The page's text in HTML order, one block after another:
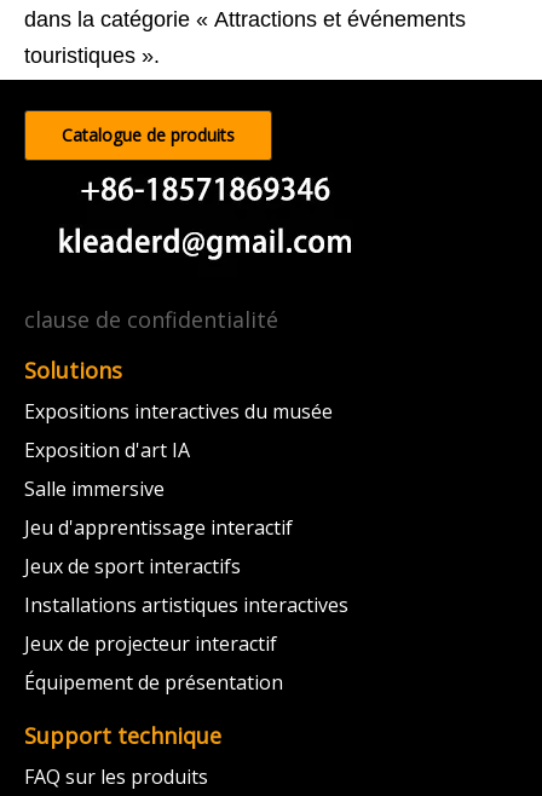
dans la catégorie « Attractions et événements
touristiques ».
Catalogue de produits
clause de confidentialité
Solutions
Expositions interactives du musée
Exposition d'art IA
Salle immersive
Jeu d'apprentissage interactif
Jeux de sport interactifs
Installations artistiques interactives
Jeux de projecteur interactif
Équipement de présentation
Support technique
FAQ sur les produits